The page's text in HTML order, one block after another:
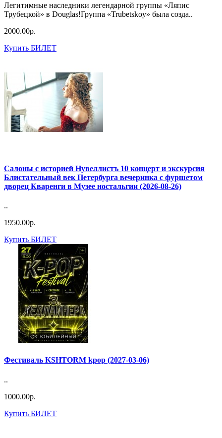
Легитимные наследники легендарной группы «Ляпис
Трубецкой» в Douglas!Группа «Trubetskoy» была созда..
2000.00р.
Купить БИЛЕТ
Салоны с историей Нувеллистъ 10 концерт и экскурсия
Блистательный век Петербурга вечеринка с фуршетом
дворец Кваренги в Музее ностальгии (2026-08-26)
..
1950.00р.
Купить БИЛЕТ
Фестиваль KSHTORM kpop (2027-03-06)
..
1000.00р.
Купить БИЛЕТ